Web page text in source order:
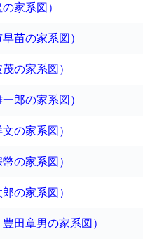
家系図）
苗の家系図）
の家系図）
郎の家系図）
の家系図）
の家系図）
の家系図）
田章男の家系図）